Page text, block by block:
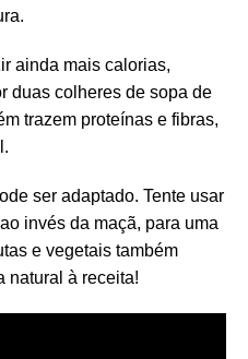
ainda mais calorias,
duas colheres de sopa de
trazem proteínas e fibras,
ser adaptado. Tente usar
invés da maçã, para uma
e vegetais também
natural à receita!